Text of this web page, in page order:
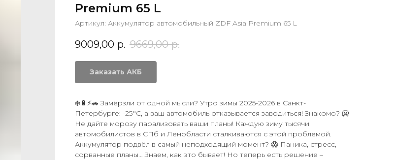
Premium 65 L
Артикул: Аккумулятор автомобильный ZDF Asia Premium 65 L
9009,00 р. 9669,00 р.
Заказать АКБ
❄️🔋⚡🚗 Замёрзли от одной мысли? Утро зимы 2025-2026 в Санкт-
Петербурге: -25°C, а ваш автомобиль отказывается заводиться! Знакомо? 🥶
Не дайте морозу парализовать ваши планы! Каждую зиму тысячи
автомобилистов в СПб и Ленобласти сталкиваются с этой проблемой.
Аккумулятор подвёл в самый неподходящий момент? 😱 Паника, стресс,
сорванные планы… Знаем, как это бывает! Но теперь есть решение –